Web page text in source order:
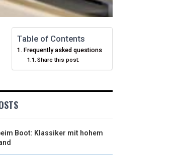
Table of Contents
Frequently asked questions
Share this post:
Boot: Klassiker mit hohem